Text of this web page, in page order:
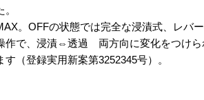
。OFFの状態では完全な浸漬式、レバ
作で、浸漬⇔透過 両方向に変化をつけら
（登録実用新案第3252345号）。